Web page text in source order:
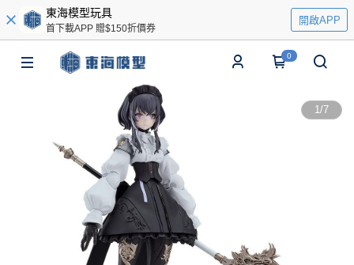
東海模型玩具
首下載APP 贈$150折價券
開啟APP
0
1/7